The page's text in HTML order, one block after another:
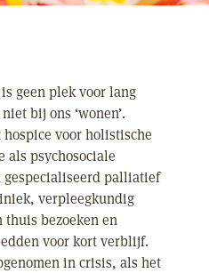
geen plek voor lang
bij ons ‘wonen’.
voor holistische
als psychosociale
gespecialiseerd palliatief
verpleegkundig
bezoeken en
voor kort verblijf.
in crisis, als het